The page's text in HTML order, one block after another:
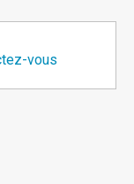
vous